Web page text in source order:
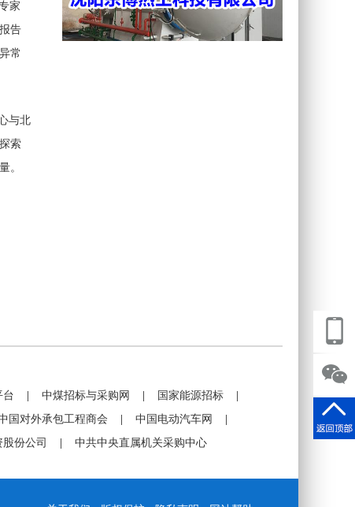
家
告
常
与北
索
。
台 中煤招标与采购网 国家能源招标
国对外承包工程商会 中国电动汽车网
份公司 中共中央直属机关采购中心